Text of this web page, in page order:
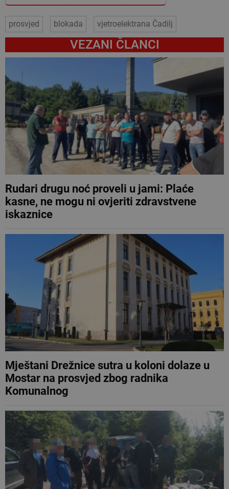
prosvjed blokada vjetroelektrana Čadilj
VEZANI ČLANCI
Rudari drugu noć proveli u jami: Plaće
kasne, ne mogu ni ovjeriti zdravstvene
iskaznice
Mještani Drežnice sutra u koloni dolaze u
Mostar na prosvjed zbog radnika
Komunalnog